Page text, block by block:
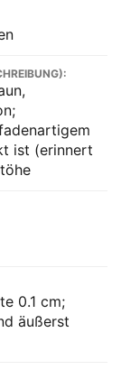
ist (erinnert
0.1 cm;
äußerst